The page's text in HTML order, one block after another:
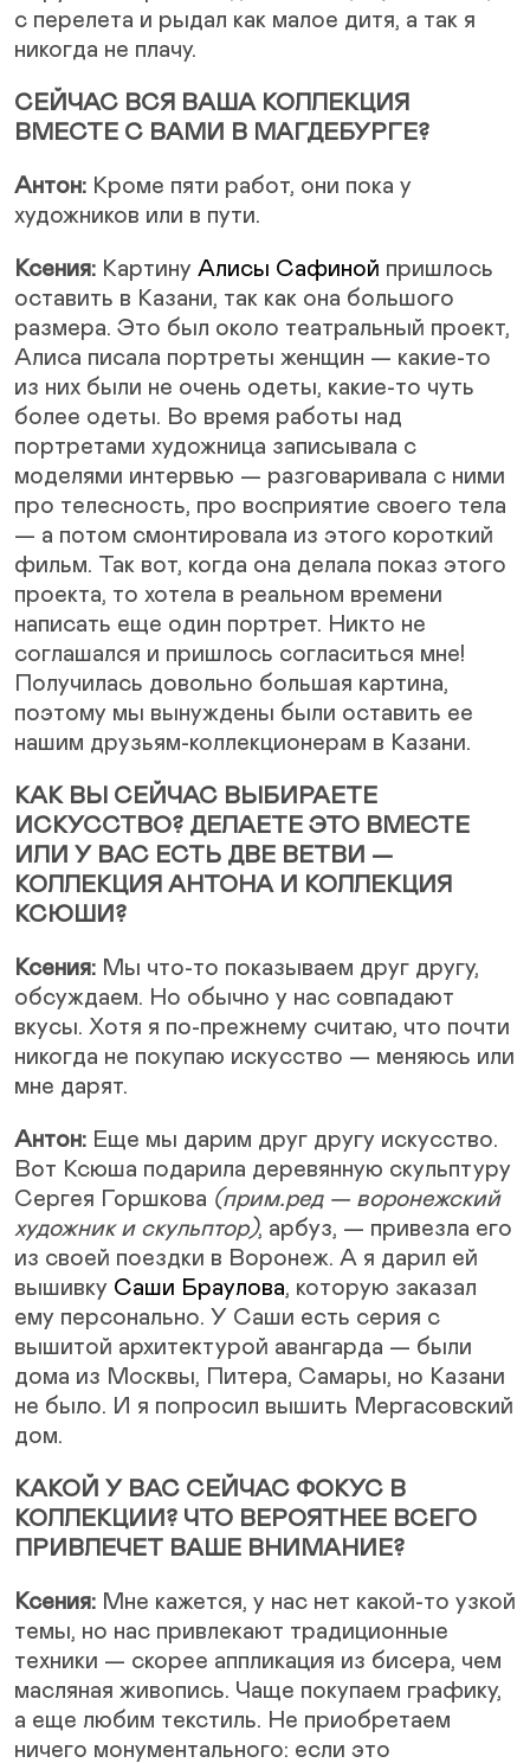
с перелета и рыдал как малое дитя, а так я
никогда не плачу.
СЕЙЧАС ВСЯ ВАША КОЛЛЕКЦИЯ
ВМЕСТЕ С ВАМИ В МАГДЕБУРГЕ?
Антон: Кроме пяти работ, они пока у
художников или в пути.
Ксения: Картину Алисы Сафиной пришлось
оставить в Казани, так как она большого
размера. Это был около театральный проект,
Алиса писала портреты женщин — какие-то
из них были не очень одеты, какие-то чуть
более одеты. Во время работы над
портретами художница записывала с
моделями интервью — разговаривала с ними
про телесность, про восприятие своего тела
— а потом смонтировала из этого короткий
фильм. Так вот, когда она делала показ этого
проекта, то хотела в реальном времени
написать еще один портрет. Никто не
соглашался и пришлось согласиться мне!
Получилась довольно большая картина,
поэтому мы вынуждены были оставить ее
нашим друзьям-коллекционерам в Казани.
КАК ВЫ СЕЙЧАС ВЫБИРАЕТЕ
ИСКУССТВО? ДЕЛАЕТЕ ЭТО ВМЕСТЕ
ИЛИ У ВАС ЕСТЬ ДВЕ ВЕТВИ —
КОЛЛЕКЦИЯ АНТОНА И КОЛЛЕКЦИЯ
КСЮШИ?
Ксения: Мы что-то показываем друг другу,
обсуждаем. Но обычно у нас совпадают
вкусы. Хотя я по-прежнему считаю, что почти
никогда не покупаю искусство — меняюсь или
мне дарят.
Антон: Еще мы дарим друг другу искусство.
Вот Ксюша подарила деревянную скульптуру
Сергея Горшкова (прим.ред — воронежский
художник и скульптор), арбуз, — привезла его
из своей поездки в Воронеж. А я дарил ей
вышивку Саши Браулова, которую заказал
ему персонально. У Саши есть серия с
вышитой архитектурой авангарда — были
дома из Москвы, Питера, Самары, но Казани
не было. И я попросил вышить Мергасовский
дом.
КАКОЙ У ВАС СЕЙЧАС ФОКУС В
КОЛЛЕКЦИИ? ЧТО ВЕРОЯТНЕЕ ВСЕГО
ПРИВЛЕЧЕТ ВАШЕ ВНИМАНИЕ?
Ксения: Мне кажется, у нас нет какой-то узкой
темы, но нас привлекают традиционные
техники — скорее аппликация из бисера, чем
масляная живопись. Чаще покупаем графику,
а еще любим текстиль. Не приобретаем
ничего монументального: если это